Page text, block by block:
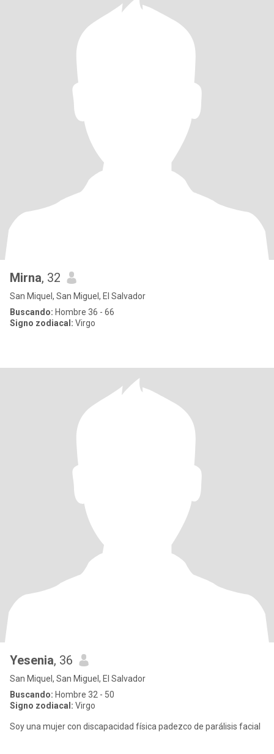
Mirna, 32
San Miquel, San Miguel, El Salvador
Buscando: Hombre 36 - 66
Signo zodiacal: Virgo
Yesenia, 36
San Miquel, San Miguel, El Salvador
Buscando: Hombre 32 - 50
Signo zodiacal: Virgo
Soy una mujer con discapacidad física padezco de parálisis facial